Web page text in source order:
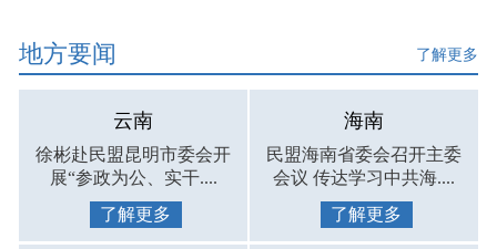
地方要闻 了解更多
云南
徐彬赴民盟昆明市委会开
展“参政为公、实干....
了解更多
海南
民盟海南省委会召开主委
会议 传达学习中共海....
了解更多